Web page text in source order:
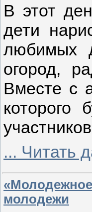
В этот
дети
любимых
огород,
Вместе с
которого
... Читать
молодежи